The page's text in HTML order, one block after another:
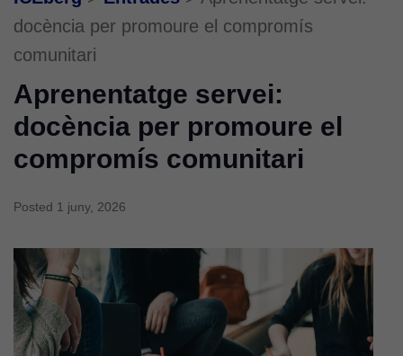
docència per promoure el compromís
comunitari
Aprenentatge servei:
docència per promoure el
compromís comunitari
Posted 1 juny, 2026